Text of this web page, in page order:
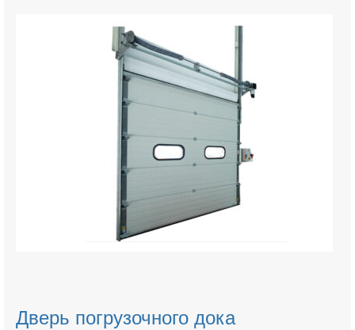
Дверь погрузочного дока